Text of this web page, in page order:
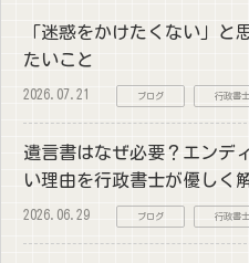
「迷惑をかけたくない」と
たいこと
2026.07.21 ブログ 行政書
遺言書はなぜ必要？エンデ
い理由を行政書士が優しく
2026.06.29 ブログ 行政書